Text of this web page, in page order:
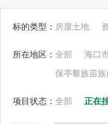
标的类型： 房屋土地
所在地区： 全部 海口
保亭黎族苗
项目状态： 全部 正在